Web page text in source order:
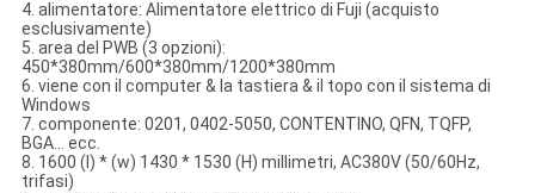
4. alimentatore: Alimentatore elettrico di Fuji (acquisto
esclusivamente)
5. area del PWB (3 opzioni):
450*380mm/600*380mm/1200*380mm
6. viene con il computer & la tastiera & il topo con il sistema di
Windows
7. componente: 0201, 0402-5050, CONTENTINO, QFN, TQFP,
BGA… ecc.
8. 1600 (l) * (w) 1430 * 1530 (H) millimetri, AC380V (50/60Hz,
trifasi)